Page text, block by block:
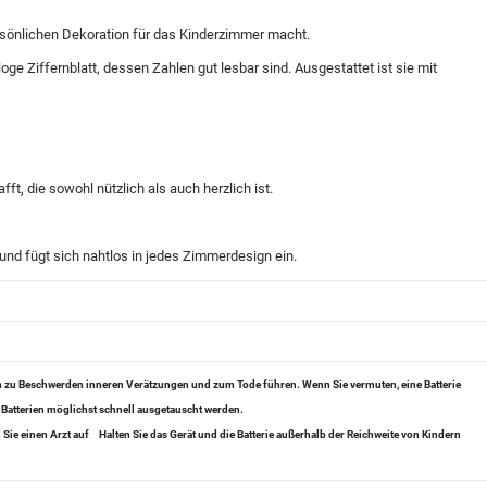
Dekoration für das Kinderzimmer macht.
Ziffernblatt, dessen Zahlen gut lesbar sind. Ausgestattet ist sie mit
die sowohl nützlich als auch herzlich ist.
fügt sich nahtlos in jedes Zimmerdesign ein.
Beschwerden inneren Verätzungen und zum Tode führen. Wenn Sie vermuten, eine Batterie
möglichst schnell ausgetauscht werden.
einen Arzt auf Halten Sie das Gerät und die Batterie außerhalb der Reichweite von Kindern